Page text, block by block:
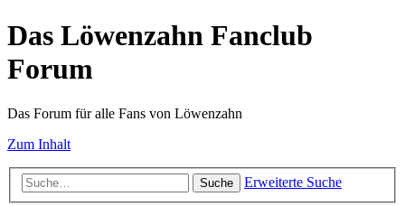
Das Löwenzahn Fanclub
Forum
Das Forum für alle Fans von Löwenzahn
Zum Inhalt
Suche Erweiterte Suche